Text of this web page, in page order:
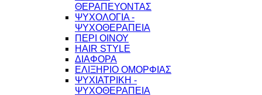
ΘΕΡΑΠΕΥΟΝΤΑΣ
ΨΥΧΟΛΟΓΙΑ -
ΨΥΧΟΘΕΡΑΠΕΙΑ
ΠΕΡΙ ΟΙΝΟΥ
HAIR STYLE
ΔΙΑΦΟΡΑ
ΕΛΙΞΗΡΙΟ ΟΜΟΡΦΙΑΣ
ΨΥΧΙΑΤΡΙΚΗ -
ΨΥΧΟΘΕΡΑΠΕΙΑ